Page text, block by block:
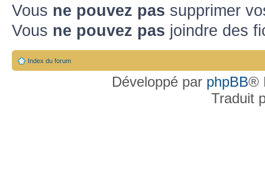
Vous ne pouvez pas supprimer
Vous ne pouvez pas joindre des
Index du forum
Développé par phpBB®
Traduit